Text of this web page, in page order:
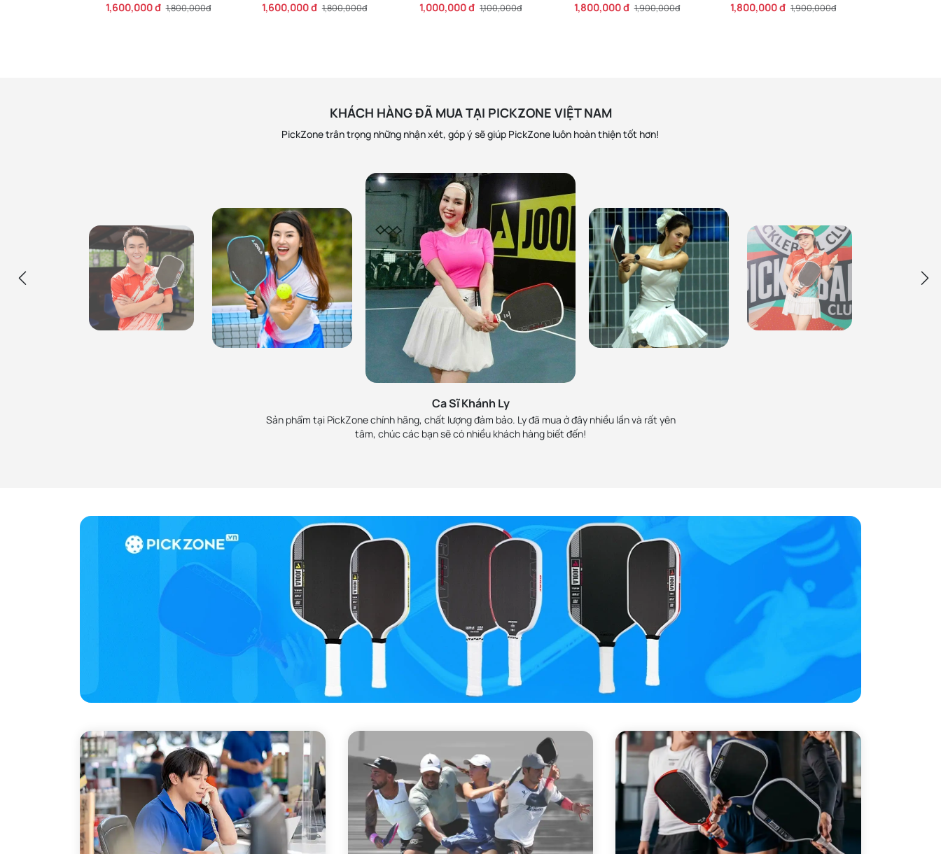
1,600,000 đ 1,800,000đ 1,600,000 đ 1,800,000đ 1,000,000 đ 1,100,000đ 1,800,000 đ 1,900,000đ 1,800,000 đ 1,900,000đ
KHÁCH HÀNG ĐÃ MUA TẠI PICKZONE VIỆT NAM
PickZone trân trọng những nhận xét, góp ý sẽ giúp PickZone luôn hoàn thiện tốt hơn!
Mỹ Anh được giới thiệu mua vợt ở PickZone, đã làm việc và rất
Ca Sĩ Khánh Ly
Sản phẩm tại PickZone chính hãng, chất lượng đảm bảo. Ly đã mua ở đây nhiều lần và rất yên
tâm, chúc các bạn sẽ có nhiều khách hàng biết đến!
Lan Phương ủng hộ PickZone từ cây vợt Gen 3, Gen 3S và vừa